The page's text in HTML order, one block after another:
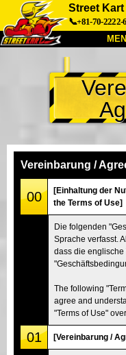
Street
📞+81-70-2222-
Über uns
Anfahrt
Tokio Akihabara#2
Tokio Shibuya Annex
Tokio Asakusa
Vereinbarung /
00
[Einhaltung der
the Terms of Use]
Die folgenden
Sprache verfasst.
dass die
The following
agree and
"Terms of Use"
01 [Vereinbarung /